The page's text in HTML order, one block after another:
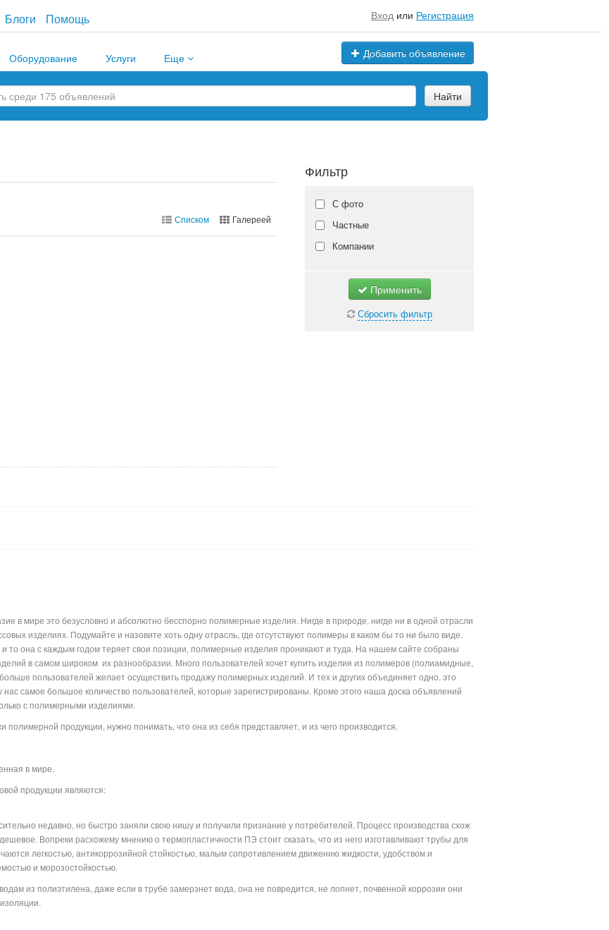
Блоги Помощь Вход или Регистрация
Добавить объявление
Оборудование Услуги Еще
Найти
Списком Галереей
Фильтр
С фото
Частные
Компании
Применить
Сбросить фильтр
в мире это безусловно и абсолютно бесспорно полимерные изделия. Нигде в природе, нигде ни в одной отрасли
изделиях. Подумайте и назовите хоть одну отрасль, где отсутствуют полимеры в каком бы то ни было виде.
то она с каждым годом теряет свои позиции, полимерные изделия проникают и туда. На нашем сайте собраны
в самом широком их разнообразии. Много пользователей хочет купить изделия из полимеров (полиамидные,
пользователей желает осуществить продажу полимерных изделий. И тех и других объединяет одно. это
самое большое количество пользователей, которые зарегистрированы. Кроме этого наша доска объявлений
и работает только с полимерными изделиями.
продукции, нужно понимать, что она из себя представляет, и из чего производится.
в мире.
продукции являются:
недавно, но быстро заняли свою нишу и получили признание у потребителей. Процесс производства схож
Вопреки расхожему мнению о термопластичности ПЭ стоит сказать, что из него изготавливают трубы для
легкостью, антикоррозийной стойкостью, малым сопротивлением движению жидкости, удобством и
и морозостойкостью.
из полиэтилена, даже если в трубе замерзнет вода, она не повредится, не лопнет, почвенной коррозии они